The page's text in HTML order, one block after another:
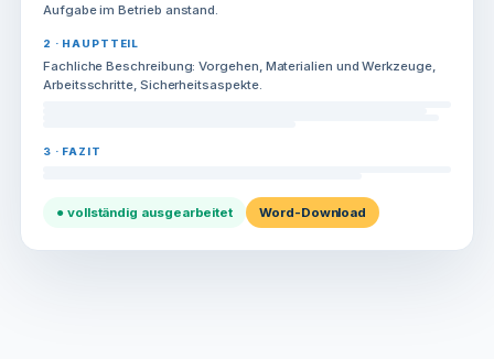
Aufgabe im Betrieb anstand.
2 · HAUPTTEIL
Fachliche Beschreibung: Vorgehen, Materialien und Werkzeuge,
Arbeitsschritte, Sicherheitsaspekte.
3 · FAZIT
● vollständig ausgearbeitet Word-Download